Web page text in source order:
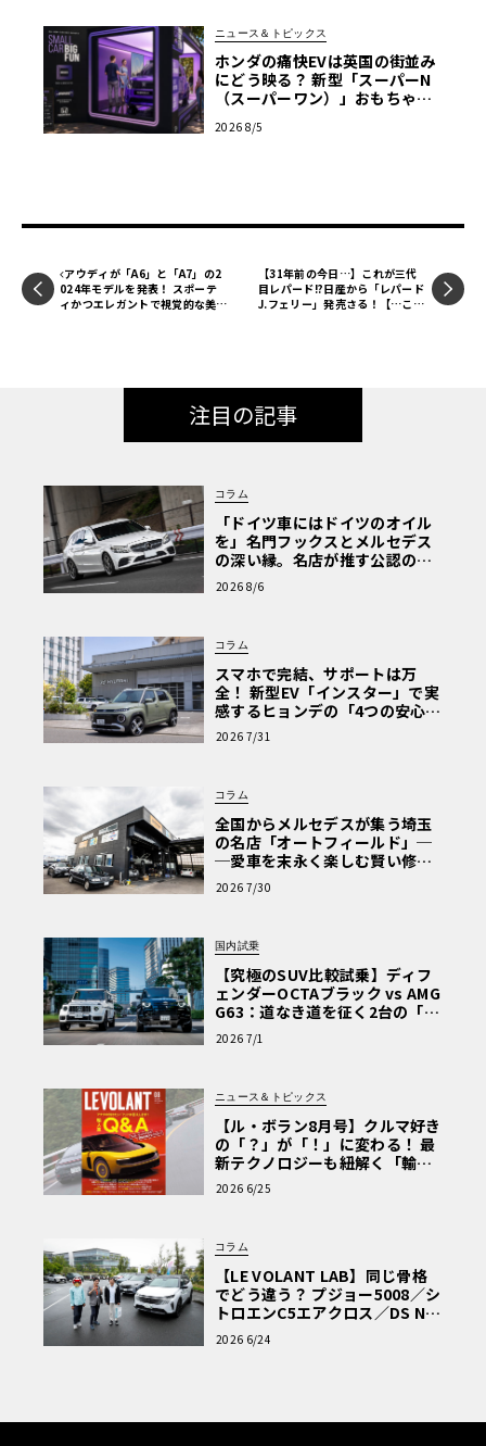
ニュース＆トピックス
ホンダの痛快EVは英国の街並み
にどう映る？ 新型「スーパーN
（スーパーワン）」おもちゃ箱
2026 8/5
アウディが「A6」と「A7」の2
024年モデルを発表！ スポーテ
ィかつエレガントで視覚的な美し
【31年前の今日…】これが三代
目レパード!?日産から「レパード
J.フェリー」発売さる！【…こん
注目の記事
コラム
「ドイツ車にはドイツのオイル
を」名門フックスとメルセデス
の深い縁。名店が推す公認の安
心と、Cクラスで味わうシルキー
な走り〈PR〉
2026 8/6
コラム
スマホで完結、サポートは万
全！ 新型EV「インスター」で実
感するヒョンデの「4つの安心」
【第1回・ヒョンデ6つの疑問：
Why? Hyundai?】〈PR〉
2026 7/31
コラム
全国からメルセデスが集う埼玉
の名店「オートフィールド」─
─愛車を末永く楽しむ賢い修理
術と、プロがフックス製オイル
を選ぶ理由〈PR〉
2026 7/30
国内試乗
【究極のSUV比較試乗】ディフ
ェンダーOCTAブラック vs AMG
G63：道なき道を征く2台の「対
極的アプローチ」
2026 7/1
ニュース＆トピックス
【ル・ボラン8月号】クルマ好き
の「？」が「！」に変わる！ 最
新テクノロジーも紐解く「輸入
車Q&A」
2026 6/25
コラム
【LE VOLANT LAB】同じ骨格
でどう違う？ プジョー5008／シ
トロエンC5エアクロス／DS Nº4
読者一気乗りレポート
2026 6/24